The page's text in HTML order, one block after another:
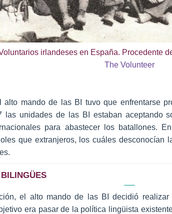
irlandeses en España. Procedente
The Volunteer
alto mando de las BI tuvo que enfrentarse
las unidades de las BI estaban aceptando
para abastecer los batallones.
que extranjeros, los cuáles desconocían
el alto mando de las BI decidió realizar
era pasar de la política lingüista